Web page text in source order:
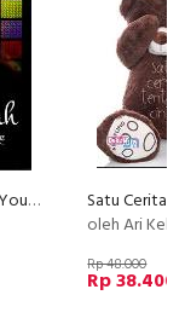
Said Bismillah if You Love Me (Disc 50%)
oleh Ari
Rp 48.000
Rp 38.400